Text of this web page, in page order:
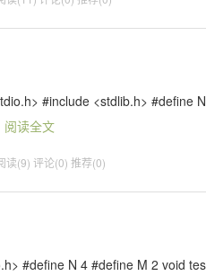
#include <stdlib.h>
阅读全文
读(9) 评论(0) 推荐(0)
#define N 4 #define M 2 void